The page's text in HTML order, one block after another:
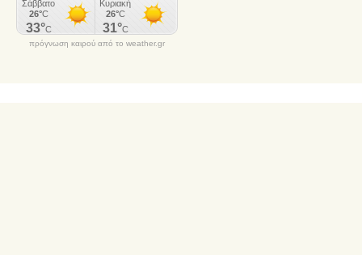
πρόγνωση καιρού από το weather.gr